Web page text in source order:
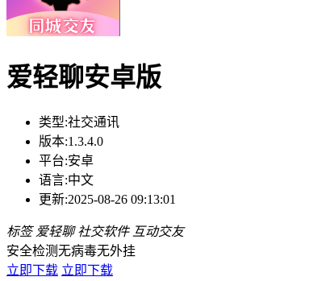
爱轻聊安卓版
类型:社交通讯
版本:1.3.4.0
平台:安卓
语言:中文
更新:2025-08-26 09:13:01
标签 爱轻聊 社交软件 互动交友
安全检测无病毒无外挂
立即下载 立即下载